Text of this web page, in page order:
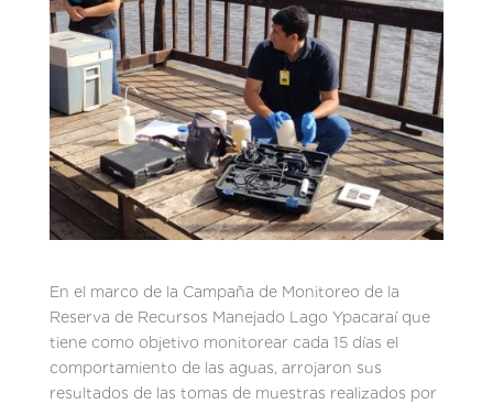
En el marco de la Campaña de Monitoreo de la
Reserva de Recursos Manejado Lago Ypacaraí que
tiene como objetivo monitorear cada 15 días el
comportamiento de las aguas, arrojaron sus
resultados de las tomas de muestras realizados por